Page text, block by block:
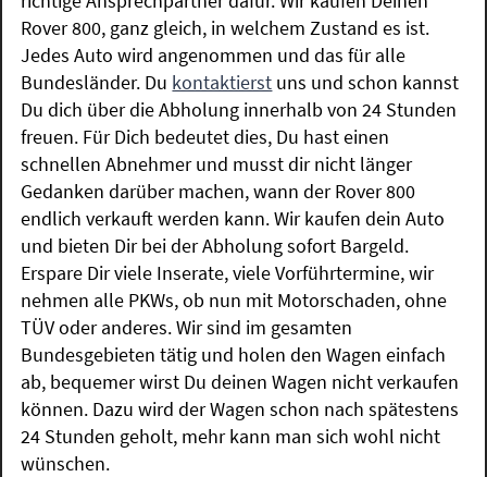
Rover 800, ganz gleich, in welchem Zustand es ist.
Jedes Auto wird angenommen und das für alle
Bundesländer. Du kontaktierst uns und schon kannst
Du dich über die Abholung innerhalb von 24 Stunden
freuen. Für Dich bedeutet dies, Du hast einen
schnellen Abnehmer und musst dir nicht länger
Gedanken darüber machen, wann der Rover 800
endlich verkauft werden kann. Wir kaufen dein Auto
und bieten Dir bei der Abholung sofort Bargeld.
Erspare Dir viele Inserate, viele Vorführtermine, wir
nehmen alle PKWs, ob nun mit Motorschaden, ohne
TÜV oder anderes. Wir sind im gesamten
Bundesgebieten tätig und holen den Wagen einfach
ab, bequemer wirst Du deinen Wagen nicht verkaufen
können. Dazu wird der Wagen schon nach spätestens
24 Stunden geholt, mehr kann man sich wohl nicht
wünschen.